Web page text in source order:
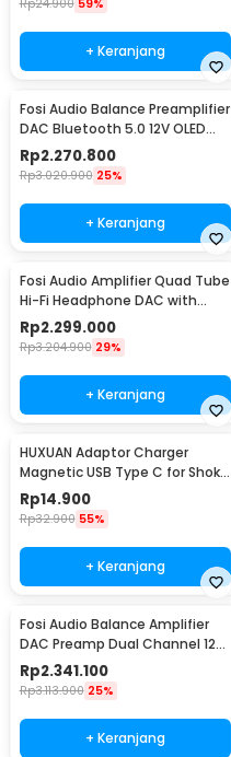
Rp24.900 59%
+ Keranjang
Fosi Audio Balance Preamplifier
DAC Bluetooth 5.0 12V OLED
Display - ZD3
Rp2.270.800
Rp3.020.900 25%
+ Keranjang
Fosi Audio Amplifier Quad Tube
Hi-Fi Headphone DAC with
Volume Knob - GR70
Rp2.299.000
Rp3.204.900 29%
+ Keranjang
HUXUAN Adaptor Charger
Magnetic USB Type C for Shokz
Bone Conduction 2 Pin - HX11
Rp14.900
Rp32.900 55%
+ Keranjang
Fosi Audio Balance Amplifier
DAC Preamp Dual Channel 12V
LCD Display - ZH3
Rp2.341.100
Rp3.113.900 25%
+ Keranjang